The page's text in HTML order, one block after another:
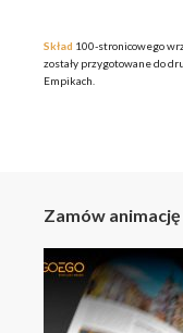
Skład 100-stronicowego
zostały przygotowane do
Empikach.
Zamów